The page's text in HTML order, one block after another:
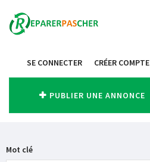
SE CONNECTER CRÉER COMPTE
PUBLIER UNE ANNONCE
Mot clé